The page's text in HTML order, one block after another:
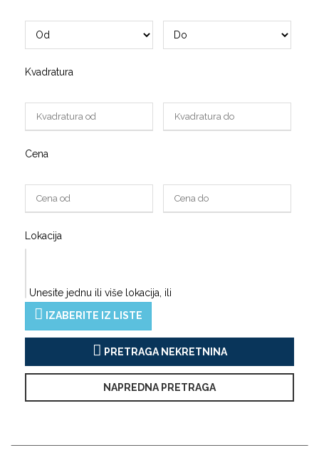
Kvadratura
Cena
Lokacija
Unesite jednu ili više lokacija, ili
IZABERITE IZ LISTE
PRETRAGA NEKRETNINA
NAPREDNA PRETRAGA